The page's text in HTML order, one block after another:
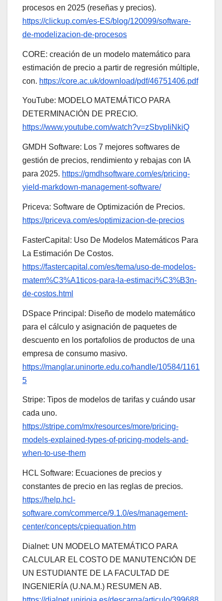
procesos en 2025 (reseñas y precios).
https://clickup.com/es-ES/blog/120099/software-
de-modelizacion-de-procesos
CORE: creación de un modelo matemático para
estimación de precio a partir de regresión múltiple,
con. https://core.ac.uk/download/pdf/46751406.pdf
YouTube: MODELO MATEMÁTICO PARA
DETERMINACIÓN DE PRECIO.
https://www.youtube.com/watch?v=zSbvpIiNkiQ
GMDH Software: Los 7 mejores softwares de
gestión de precios, rendimiento y rebajas con IA
para 2025. https://gmdhsoftware.com/es/pricing-
yield-markdown-management-software/
Priceva: Software de Optimización de Precios.
https://priceva.com/es/optimizacion-de-precios
FasterCapital: Uso De Modelos Matemáticos Para
La Estimación De Costos.
https://fastercapital.com/es/tema/uso-de-modelos-
matem%C3%A1ticos-para-la-estimaci%C3%B3n-
de-costos.html
DSpace Principal: Diseño de modelo matemático
para el cálculo y asignación de paquetes de
descuento en los portafolios de productos de una
empresa de consumo masivo.
https://manglar.uninorte.edu.co/handle/10584/1161
5
Stripe: Tipos de modelos de tarifas y cuándo usar
cada uno.
https://stripe.com/mx/resources/more/pricing-
models-explained-types-of-pricing-models-and-
when-to-use-them
HCL Software: Ecuaciones de precios y
constantes de precio en las reglas de precios.
https://help.hcl-
software.com/commerce/9.1.0/es/management-
center/concepts/cpiequation.htm
Dialnet: UN MODELO MATEMÁTICO PARA
CALCULAR EL COSTO DE MANUTENCIÓN DE
UN ESTUDIANTE DE LA FACULTAD DE
INGENIERÍA (U.NA.M.) RESUMEN AB.